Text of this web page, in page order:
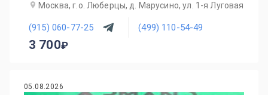
Москва, г.о. Люберцы, д. Марусино, ул. 1-я Луговая
(915) 060-77-25 (499) 110-54-49
3 700
05.08.2026